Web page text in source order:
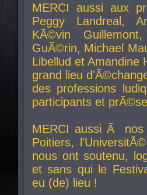
MERCI aussi aux
Peggy Landreal,
KÃ©vin
GuÃ©rin, Michael
Libellud et Amandine
grand lieu
des professions
participants et
MERCI aussi Ã nos
Poitiers,
nous ont soutenu,
et sans qui le
eu (de) lieu !